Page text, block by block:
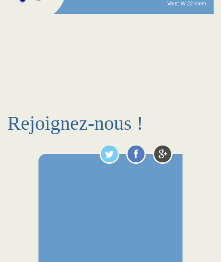
Vent: W 22 km/h
Rejoignez-nous !